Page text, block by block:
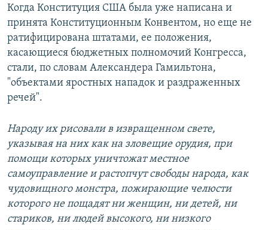
Когда Конституция США была уже написана и
принята Конституционным Конвентом, но еще не
ратифицирована штатами, ее положения,
касающиеся бюджетных полномочий Конгресса,
стали, по словам Александера Гамильтона,
"объектами яростных нападок и раздраженных
речей".
Народу их рисовали в извращенном свете,
указывая на них как на зловещие орудия, при
помощи которых уничтожат местное
самоуправление и растопчут свободы народа, как
чудовищного монстра, пожирающие челюсти
которого не пощадят ни женщин, ни детей, ни
стариков, ни людей высокого, ни низкого